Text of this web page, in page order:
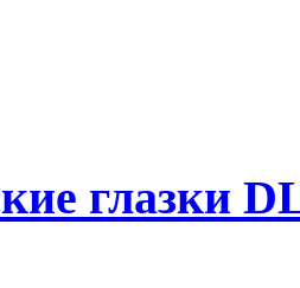
глазки